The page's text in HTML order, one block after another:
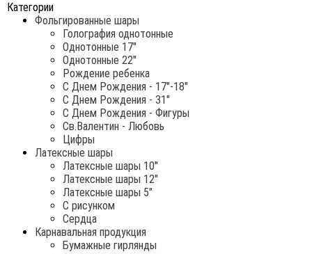
Категории
Фольгированные шары
Голография однотонные
Однотонные 17"
Однотонные 22"
Рождение ребенка
С Днем Рождения - 17"-18"
С Днем Рождения - 31"
С Днем Рождения - Фигуры
Св.Валентин - Любовь
Цифры
Латексные шары
Латексные шары 10"
Латексные шары 12"
Латексные шары 5"
С рисунком
Сердца
Карнавальная продукция
Бумажные гирлянды